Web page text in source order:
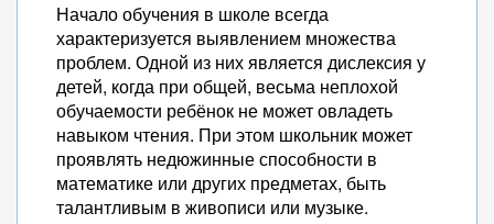
Начало обучения в школе всегда
характеризуется выявлением множества
проблем. Одной из них является дислексия у
детей, когда при общей, весьма неплохой
обучаемости ребёнок не может овладеть
навыком чтения. При этом школьник может
проявлять недюжинные способности в
математике или других предметах, быть
талантливым в живописи или музыке.